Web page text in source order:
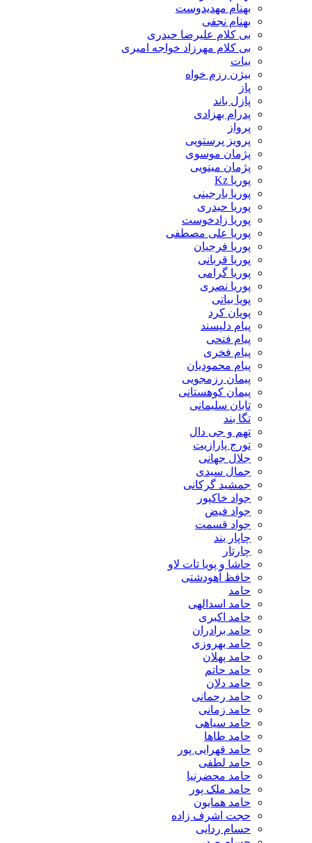
بهنام مهدیدوست
بهنام نجفی
بی کلام علیرضا حیدری
بی کلام مهرزاد خواجه امیری
بیات
بیژن رزم خواه
پاز
پازل باند
پدرام بهزادی
پرواز
پرویز پرستویی
پژمان موسوی
پژمان مینویی
پوریا Kz
پوریا بارجینی
پوریا حیدری
پوریا زادخوست
پوریا علی مصطفی
پوریا فرجیان
پوریا قربانی
پوریا گرامی
پوریا نصری
پویا بیاتی
پویان کرد
پیام دلپسند
پیام فتحی
پیام فخری
پیام محمودیان
پیمان رزمجویی
پیمان کوهستانی
تابان سلیمانی
تگا بند
تهم و جی دال
تورج پارازیت
جلال جهانی
جمال سیدی
جمشید گرکانی
جواد خاکپور
جواد فیض
جواد قسمت
چاپار بند
چارتار
حاشا و پویا تات لاو
حافظ آهودشتی
حامد
حامد اسدالهی
حامد اکبری
حامد برادران
حامد بهروزی
حامد پهلان
حامد حاتم
حامد دلان
حامد رحمانی
حامد زمانی
حامد سیاهی
حامد طاها
حامد قهرایی پور
حامد لطفی
حامد محضرنیا
حامد ملک پور
حامد همایون
حجت اشرف زاده
حسام ردایی